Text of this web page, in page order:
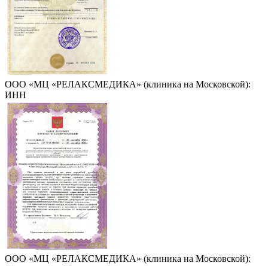
ООО «МЦ «РЕЛАКСМЕДИКА» (клиника на Московской):
ИНН
ООО «МЦ «РЕЛАКСМЕДИКА» (клиника на Московской):